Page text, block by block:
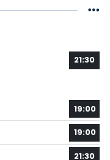
21:30
19:00
19:00
21:30